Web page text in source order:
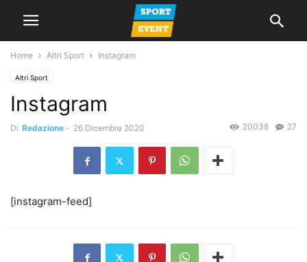
Home Altri Sport Instagram
Altri Sport
Instagram
Di Redazione - 26 Dicembre 2020 27
20038
[instagram-feed]